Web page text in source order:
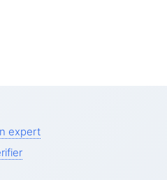
expert